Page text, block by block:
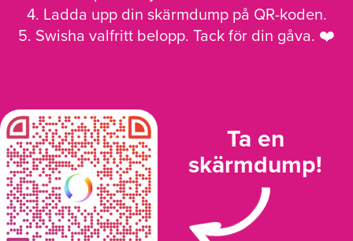
4. Ladda upp din skärmdump på QR-koden.
5. Swisha valfritt belopp. Tack för din gåva. ❤️
Ta en
skärmdump!